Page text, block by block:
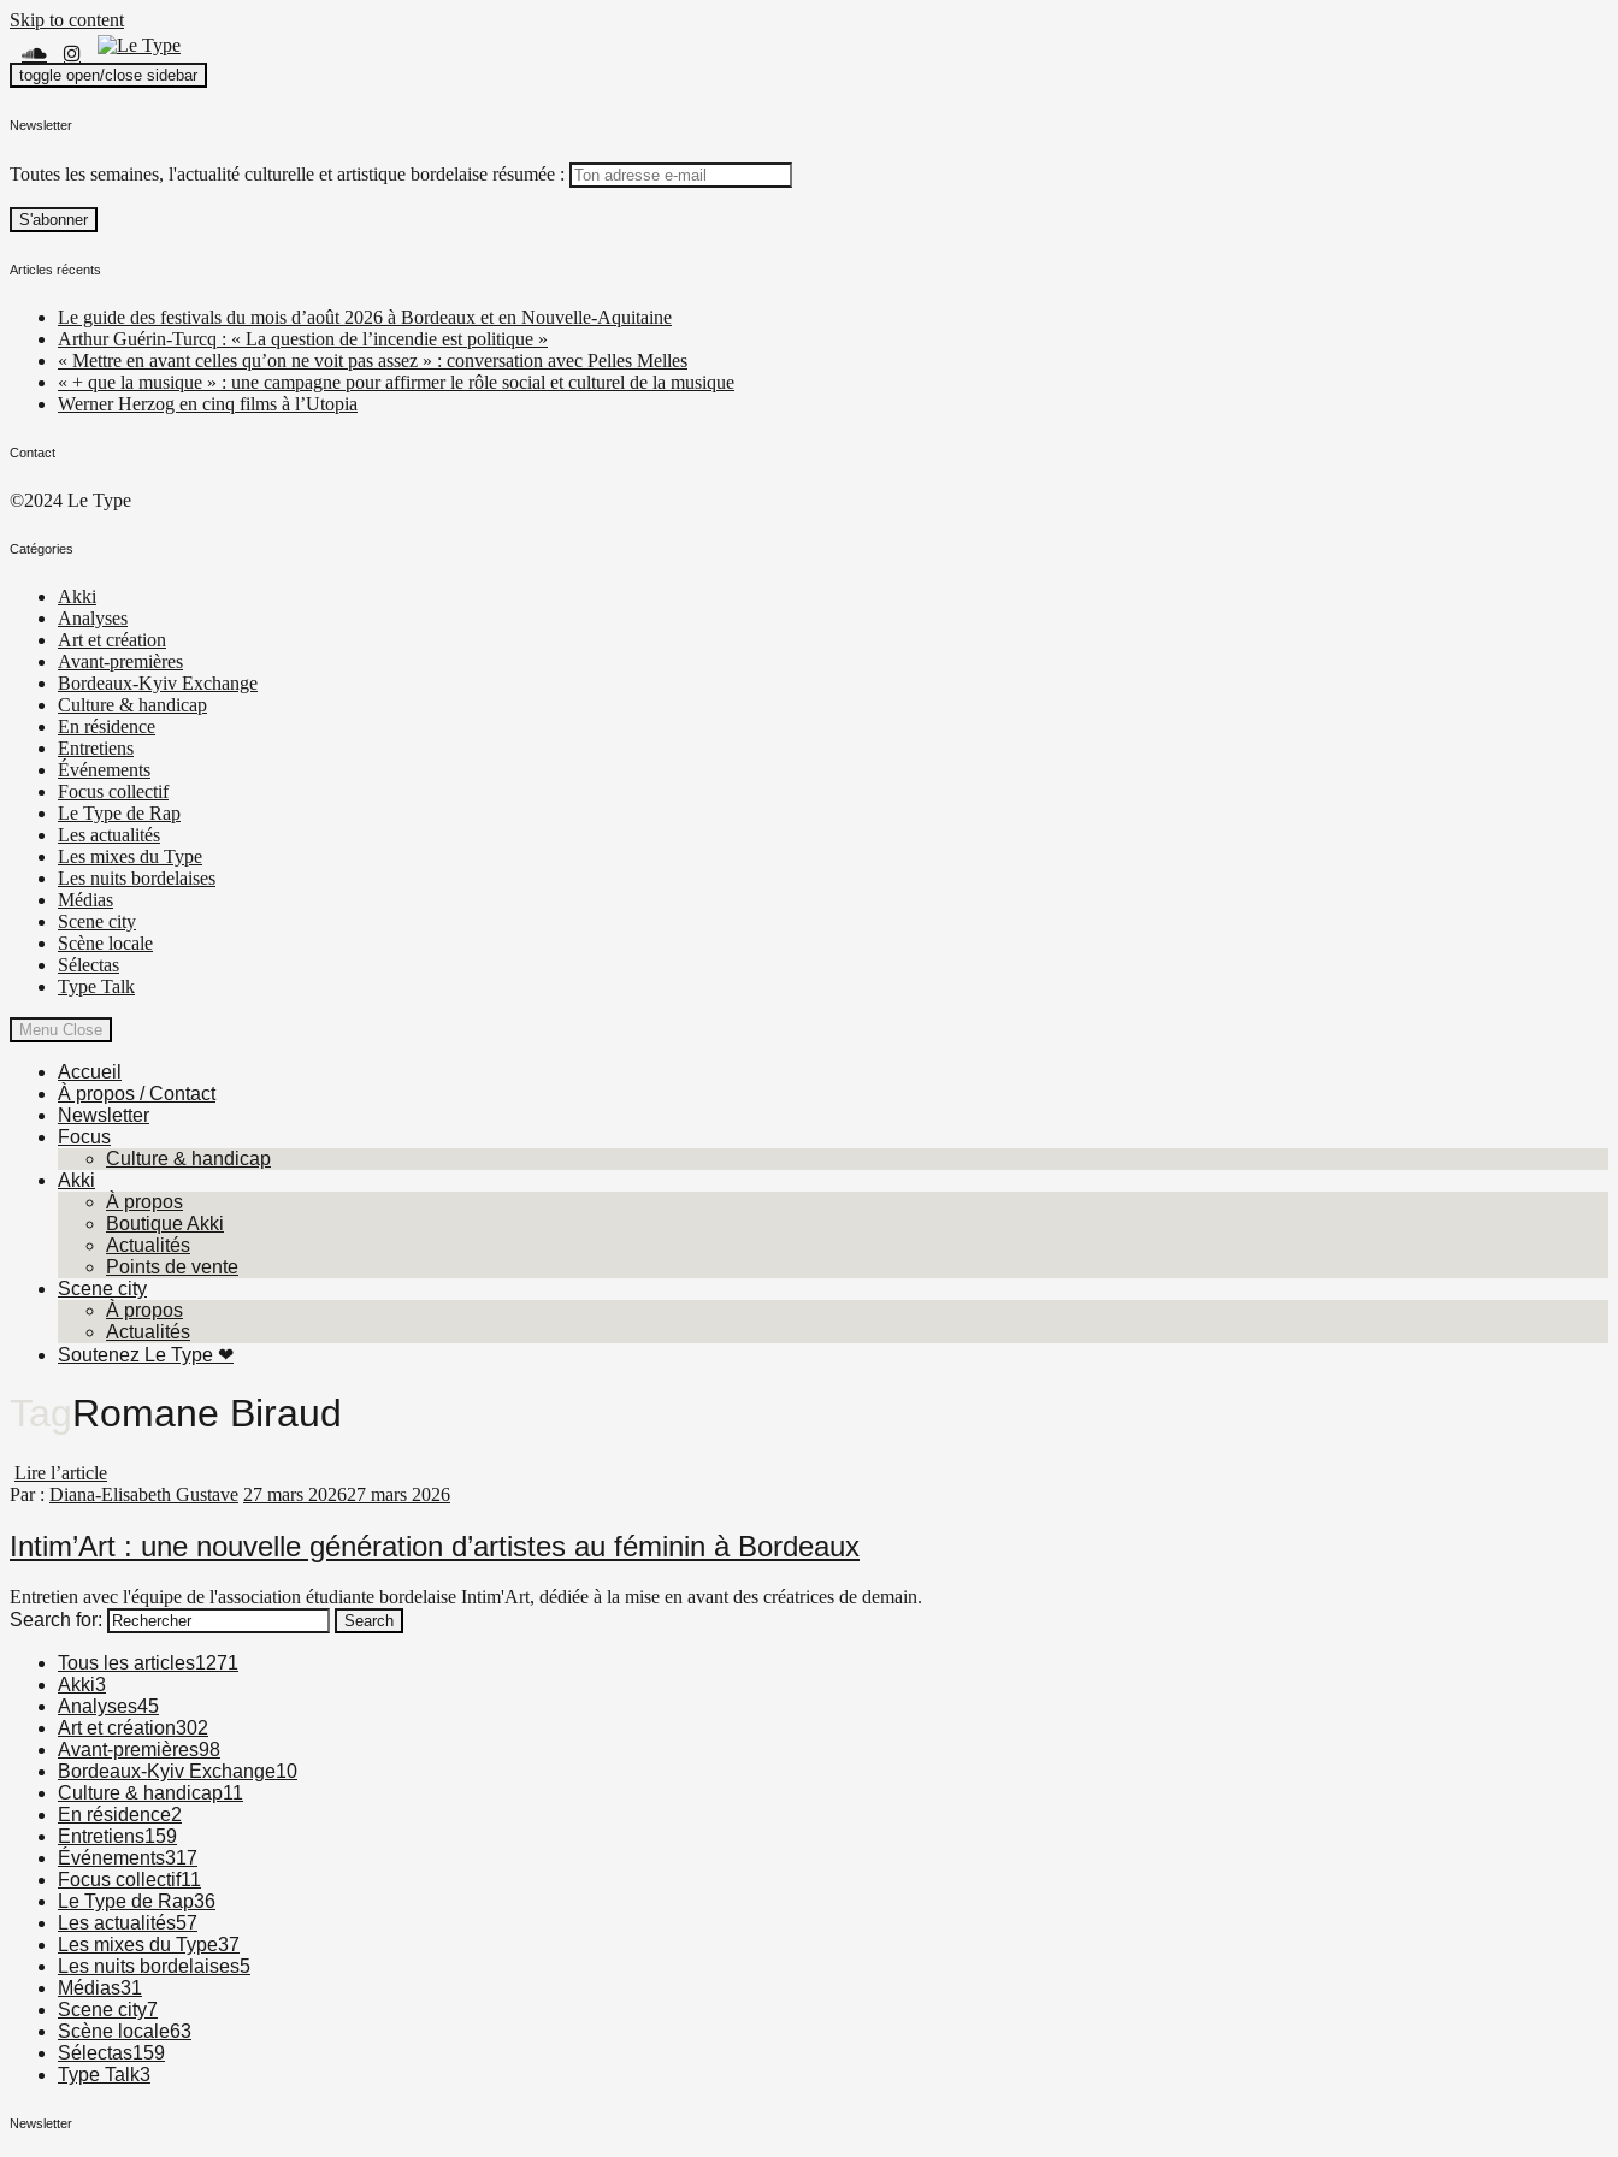
Skip to content
Le Type
Média culturel, indépendant et local.
toggle open/close sidebar
Newsletter
Toutes les semaines, l'actualité culturelle et artistique bordelaise résumée :
Articles récents
Le guide des festivals du mois d’août 2026 à Bordeaux et en Nouvelle-Aquitaine
Arthur Guérin-Turcq : « La question de l’incendie est politique »
« Mettre en avant celles qu’on ne voit pas assez » : conversation avec Pelles Melles
« + que la musique » : une campagne pour affirmer le rôle social et culturel de la musique
Werner Herzog en cinq films à l’Utopia
Contact
©2024 Le Type
Catégories
Akki
Analyses
Art et création
Avant-premières
Bordeaux-Kyiv Exchange
Culture & handicap
En résidence
Entretiens
Événements
Focus collectif
Le Type de Rap
Les actualités
Les mixes du Type
Les nuits bordelaises
Médias
Scene city
Scène locale
Sélectas
Type Talk
Menu Close
Accueil
À propos / Contact
Newsletter
Focus
Culture & handicap
Akki
À propos
Boutique Akki
Actualités
Points de vente
Scene city
À propos
Actualités
Soutenez Le Type ❤︎
TagRomane Biraud
Lire l’article
Par : Diana-Elisabeth Gustave 27 mars 202627 mars 2026
Intim’Art : une nouvelle génération d’artistes au féminin à Bordeaux
Entretien avec l'équipe de l'association étudiante bordelaise Intim'Art, dédiée à la mise en avant des créatrices de demain.
Search for:
Search
Tous les articles1271
Akki3
Analyses45
Art et création302
Avant-premières98
Bordeaux-Kyiv Exchange10
Culture & handicap11
En résidence2
Entretiens159
Événements317
Focus collectif11
Le Type de Rap36
Les actualités57
Les mixes du Type37
Les nuits bordelaises5
Médias31
Scene city7
Scène locale63
Sélectas159
Type Talk3
Newsletter